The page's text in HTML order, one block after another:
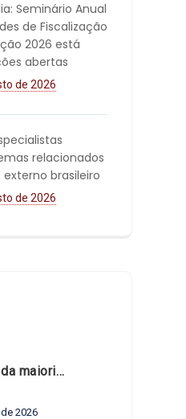
Seminário Anual
de Fiscalização
2026 está
abertas
de 2026
relacionados
brasileiro
de 2026
à maturidade
2026